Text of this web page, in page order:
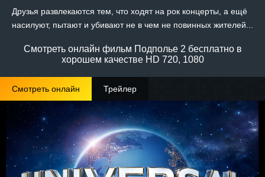
Друзья развлекаются тем, что ходят на рок концерты, а ещё
насилуют, пытают и убивают не в чем не повинных жителей...
Смотреть онлайн фильм Подполье 2 бесплатно в
хорошем качестве HD 720, 1080
Смотреть онлайн Трейлер